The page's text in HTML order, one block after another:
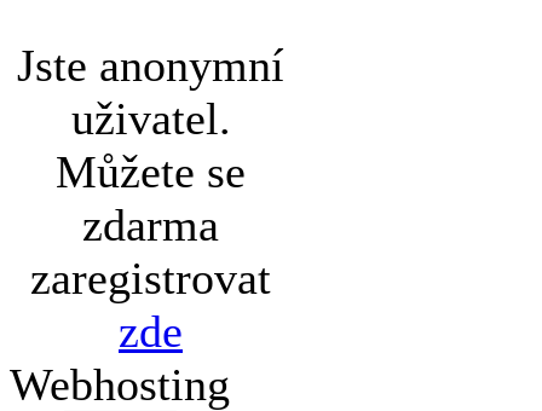
Jste anonymní
uživatel.
Můžete se
zdarma
zaregistrovat
zde
Webhosting